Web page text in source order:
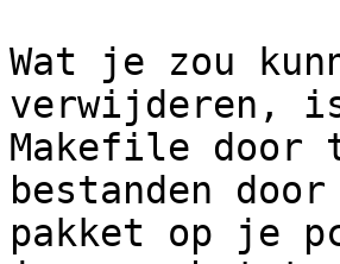
Wat je zou
verwijderen,
Makefile door
bestanden
pakket op je